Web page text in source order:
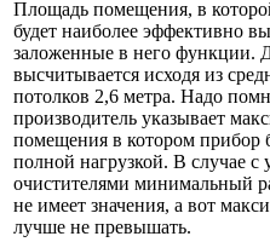
Площадь помещения, в
будет наиболее эффективно
заложенные в него функции.
высчитывается исходя из
потолков 2,6 метра. Надо
производитель указывает
помещения в котором прибор
полной нагрузкой. В случае с
очистителями минимальный
не имеет значения, а вот
лучше не превышать.